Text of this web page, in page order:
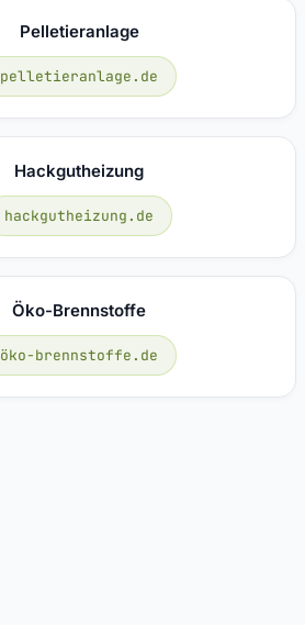
Pelletieranlage
pelletieranlage.de
Hackgutheizung
hackgutheizung.de
Öko-Brennstoffe
öko-brennstoffe.de